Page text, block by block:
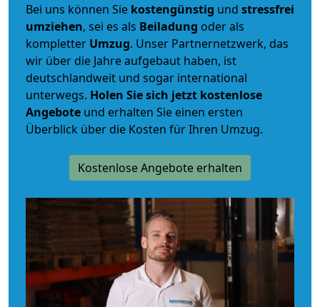
Bei uns können Sie kostengünstig und stressfrei
umziehen, sei es als Beiladung oder als
kompletter Umzug. Unser Partnernetzwerk, das
wir über die Jahre aufgebaut haben, ist
deutschlandweit und sogar international
unterwegs. Holen Sie sich jetzt kostenlose
Angebote und erhalten Sie einen ersten
Überblick über die Kosten für Ihren Umzug.
Kostenlose Angebote erhalten